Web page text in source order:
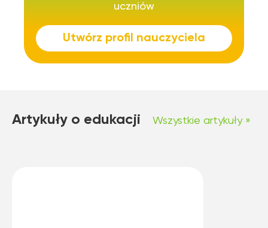
uczniów
Utwórz profil nauczyciela
Artykuły o edukacji Wszystkie artykuły »